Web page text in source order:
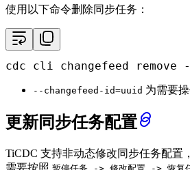
使用以下命令删除同步任务：
cdc cli changefeed
--changefeed-id=uuid 为需要
更新同步任务配置
TiCDC 支持非动态修改同步任务配置